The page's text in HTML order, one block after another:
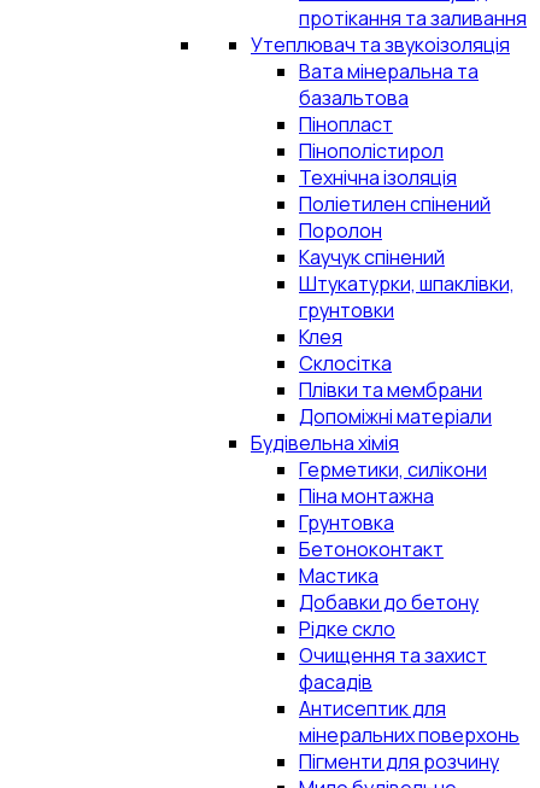
протікання та заливання
Утеплювач та звукоізоляція
Вата мінеральна та
базальтова
Пінопласт
Пінополістирол
Технічна ізоляція
Поліетилен спінений
Поролон
Каучук спінений
Штукатурки, шпаклівки,
грунтовки
Клея
Склосітка
Плівки та мембрани
Допоміжні матеріали
Будівельна хімія
Герметики, силікони
Піна монтажна
Грунтовка
Бетоноконтакт
Мастика
Добавки до бетону
Рідке скло
Очищення та захист
фасадів
Антисептик для
мінеральних поверхонь
Пігменти для розчину